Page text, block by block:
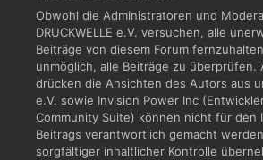
Obwohl die Administratoren und
DRUCKWELLE e.V. versuchen, alle
Beiträge von diesem Forum
unmöglich, alle Beiträge zu überprüfen.
drücken die Ansichten des Autors aus
e.V. sowie Invision Power Inc
Community Suite) können nicht für den
Beitrags verantwortlich gemacht
sorgfältiger inhaltlicher Kontrolle